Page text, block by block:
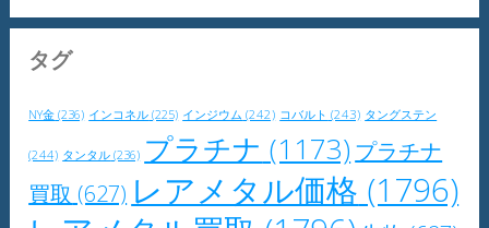
タグ
NY金 (236) インコネル (225) インジウム (242) コバルト (243) タングステン
(244) タンタル (236) プラチナ (1173) プラチナ
買取 (627) レアメタル価格 (1796)